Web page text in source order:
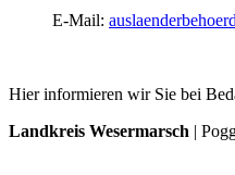
E-Mail:
Hier informieren wir Sie bei
Landkreis Wesermarsch |